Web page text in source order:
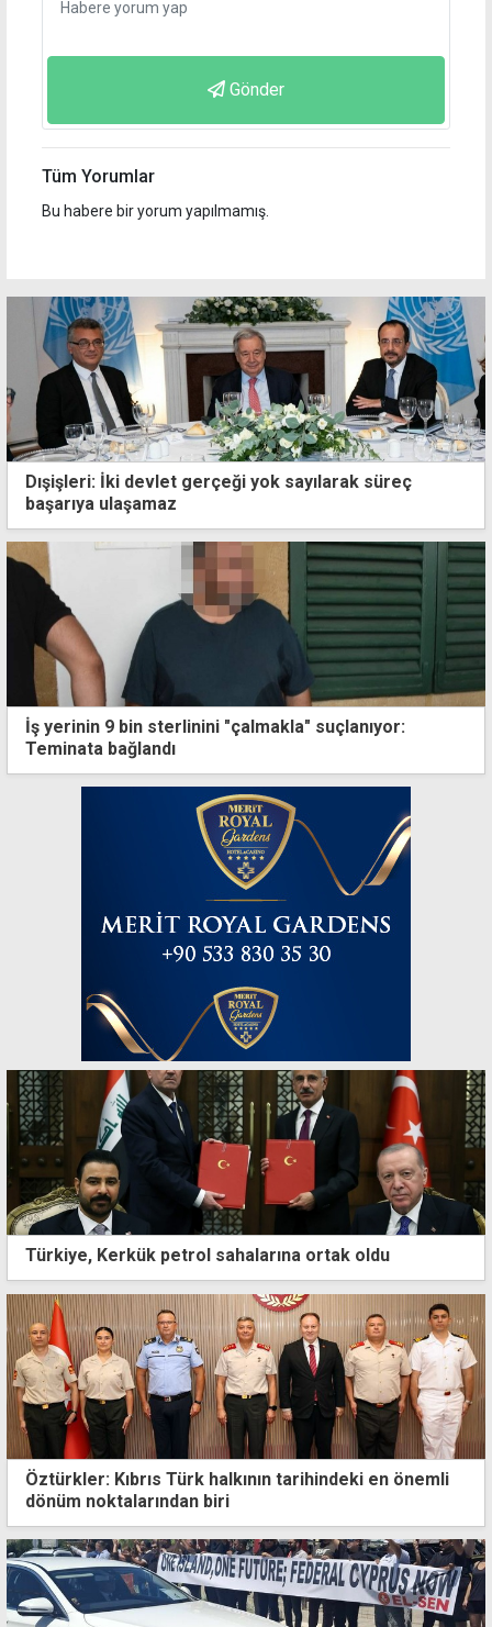
Gönder
Tüm Yorumlar
Bu habere bir yorum yapılmamış.
Dışişleri: İki devlet gerçeği yok sayılarak süreç
başarıya ulaşamaz
İş yerinin 9 bin sterlinini "çalmakla" suçlanıyor:
Teminata bağlandı
Türkiye, Kerkük petrol sahalarına ortak oldu
Öztürkler: Kıbrıs Türk halkının tarihindeki en önemli
dönüm noktalarından biri